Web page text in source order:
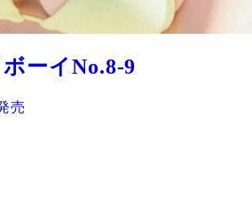
ーイNo.8-9
売